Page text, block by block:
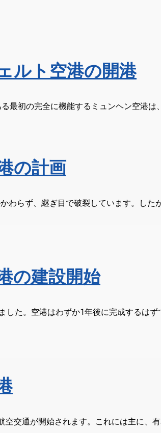
ルト空港の開港
最初の完全に機能するミュンヘン空港は
の計画
わらず、継ぎ目で破裂しています。し
の建設開始
した。空港はわずか1年後に完成するは
交通が開始されます。これには主に、